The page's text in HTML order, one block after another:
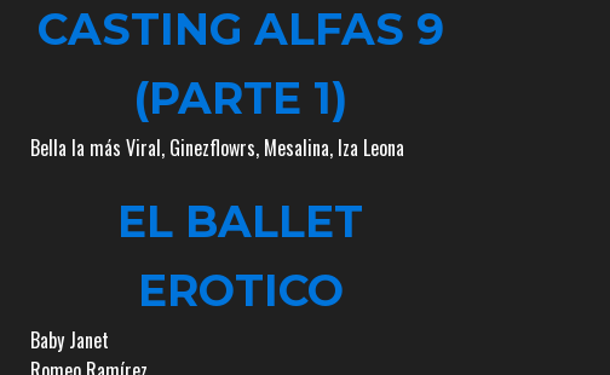
CASTING ALFAS 9
(PARTE 1)
Bella la más Viral, Ginezflowrs, Mesalina, Iza Leona
EL BALLET
EROTICO
Baby Janet